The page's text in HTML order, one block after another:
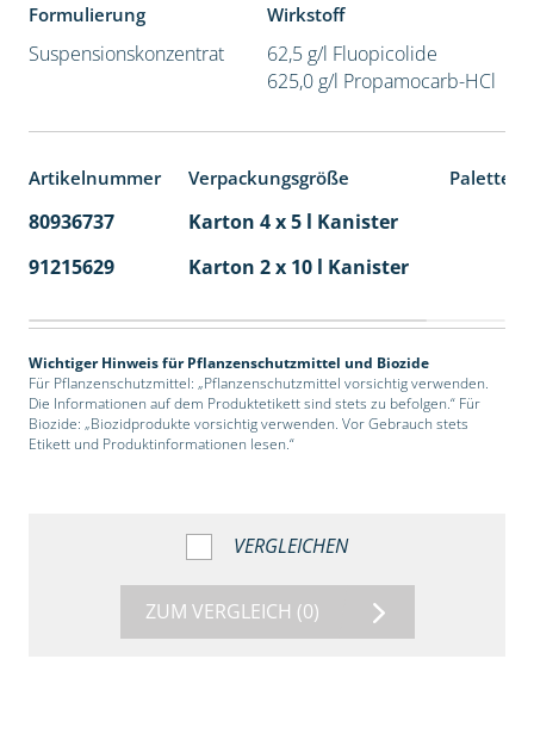
Formulierung
Suspensionskonzentrat
Wirkstoff
62,5 g/l Fluopicolide
625,0 g/l Propamocarb-HCl
Artikelnummer Verpackungsgröße
80936737 Karton 4 x 5 l Kanister
91215629
Karton 2 x 10 l Kanister
Wichtiger Hinweis für Pflanzenschutzmittel und Biozide
Für Pflanzenschutzmittel: „Pflanzenschutzmittel vorsichtig verwenden.
Die Informationen auf dem Produktetikett sind stets zu befolgen.“ Für
Biozide: „Biozidprodukte vorsichtig verwenden. Vor Gebrauch stets
Etikett und Produktinformationen lesen.“
VERGLEICHEN
ZUM VERGLEICH (0)